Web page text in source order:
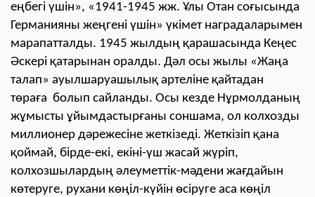
еңбегі үшін», «1941-1945 жж. Ұлы Отан соғысында
Германияны жеңгені үшін» үкімет наградаларымен
марапатталды. 1945 жылдың қарашасында Кеңес
Әскері қатарынан оралды. Дәл осы жылы «Жаңа
талап» ауылшаруашылық артеліне қайтадан
төраға болып сайланды. Осы кезде Нұрмолданың
жұмысты ұйымдастырғаны соншама, ол колхозды
миллионер дәрежесіне жеткізеді. Жеткізіп қана
қоймай, бірде-екі, екіні-үш жасай жүріп,
колхозшылардың әлеуметтік-мәдени жағдайын
көтеруге, рухани көңіл-күйін өсіруге аса көңіл